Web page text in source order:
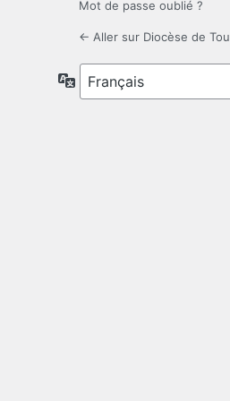
Mot de passe oublié ?
← Aller sur Diocèse de
Langue